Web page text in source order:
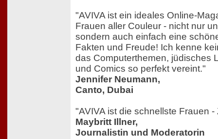
"AVIVA ist ein ideales Online-
Frauen aller Couleur - nicht nur
sondern auch einfach eine
Fakten und Freude! Ich kenne
das Computerthemen, jüdisches
und Comics so perfekt vereint."
Jennifer Neumann,
Canto, Dubai
"AVIVA ist die schnellste Frauen
Maybritt Illner,
Journalistin und Moderatorin